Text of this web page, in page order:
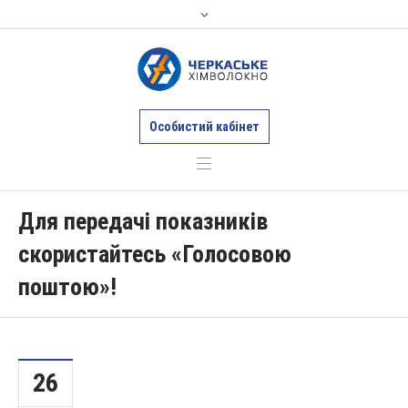
Особистий кабінет
Для передачі показників
скористайтесь «Голосовою
поштою»!
26